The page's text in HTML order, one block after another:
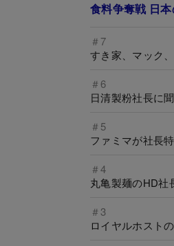
食料争奪戦 日
＃7
すき家、マック
＃6
日清製粉社長に
＃5
ファミマが社長
＃4
丸亀製麺のHD社
＃3
ロイヤルホスト